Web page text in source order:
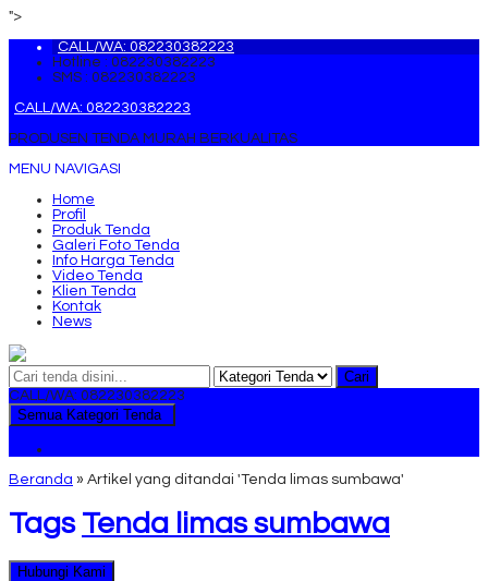
">
CALL/WA: 082230382223
Hotline : 082230382223
SMS : 082230382223
CALL/WA: 082230382223
PRODUSEN TENDA MURAH BERKUALITAS
MENU NAVIGASI
Home
Profil
Produk Tenda
Galeri Foto Tenda
Info Harga Tenda
Video Tenda
Klien Tenda
Kontak
News
Cari
CALL/WA: 082230382223
Semua Kategori Tenda
Beranda » Artikel yang ditandai 'Tenda limas sumbawa'
Tags Tenda limas sumbawa
Hubungi Kami